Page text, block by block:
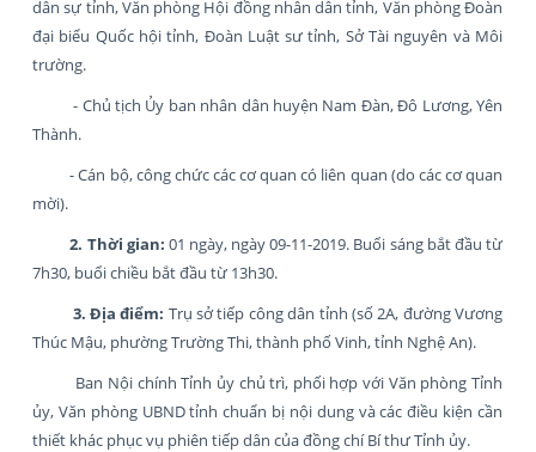
dân sự tỉnh, Văn phòng Hội đồng nhân dân tỉnh, Văn phòng Đoàn
đại biểu Quốc hội tỉnh, Đoàn Luật sư tỉnh, Sở Tài nguyên và Môi
trường.
- Chủ tịch Ủy ban nhân dân huyện Nam Đàn, Đô Lương, Yên
Thành.
- Cán bộ, công chức các cơ quan có liên quan (do các cơ quan
mời).
2. Thời gian: 01 ngày, ngày 09-11-2019. Buổi sáng bắt đầu từ
7h30, buổi chiều bắt đầu từ 13h30.
3. Địa điểm: Trụ sở tiếp công dân tỉnh (số 2A, đường Vương
Thúc Mậu, phường Trường Thi, thành phố Vinh, tỉnh Nghệ An).
Ban Nội chính Tỉnh ủy chủ trì, phối hợp với Văn phòng Tỉnh
ủy, Văn phòng UBND tỉnh chuẩn bị nội dung và các điều kiện cần
thiết khác phục vụ phiên tiếp dân của đồng chí Bí thư Tỉnh ủy.